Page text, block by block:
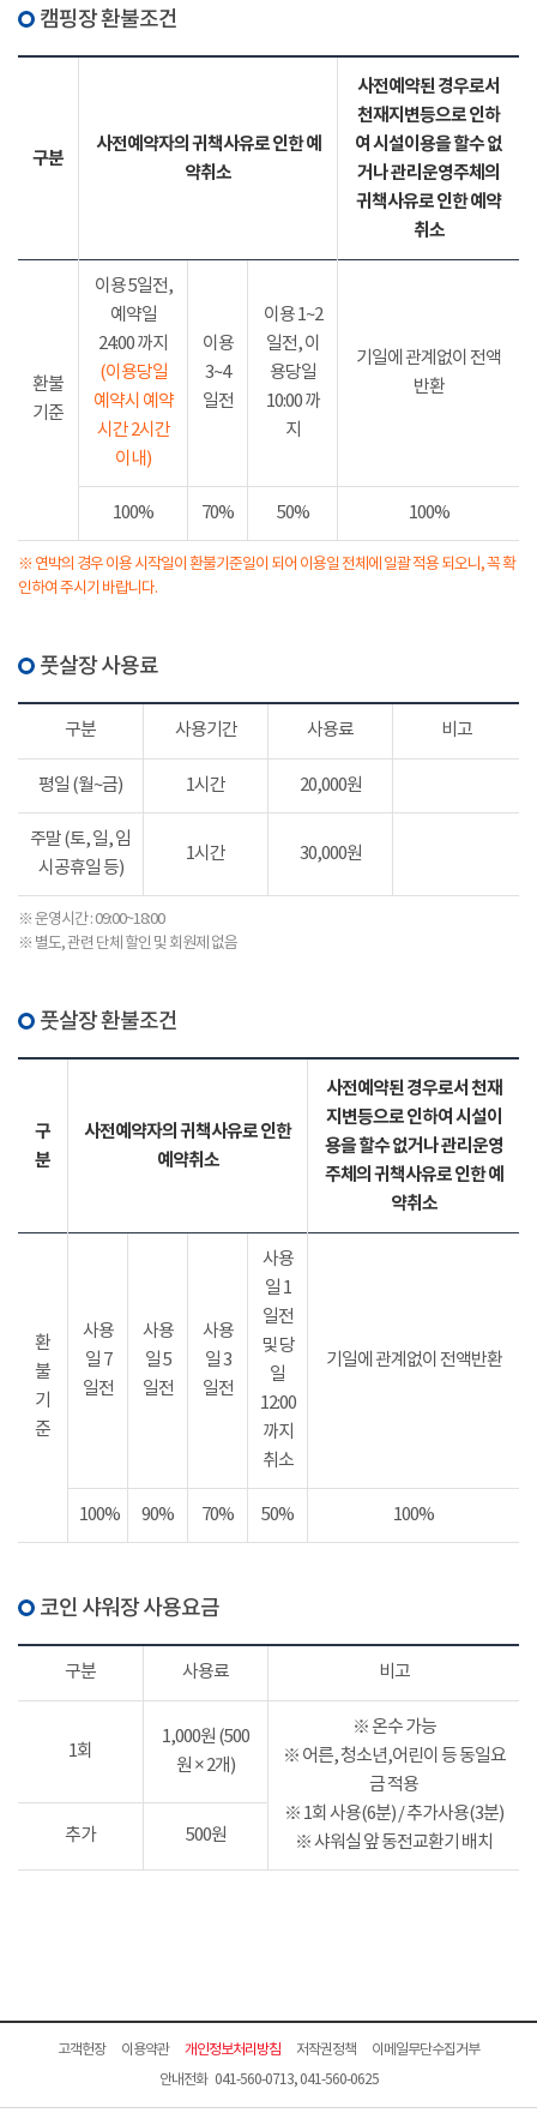
캠핑장 환불조건
구분
사전예약자의 귀책사유로 인한 예
약취소
사전예약된 경우로서
천재지변등으로 인하
여 시설이용을 할수 없
거나 관리운영주체의
귀책사유로 인한 예약
취소
환불
기준
이용 5일전,
예약일
24:00 까지
(이용당일
예약시 예약
시간 2시간
이내)
이용
3~4
일전
이용 1~2
일전, 이
용당일
10:00 까
지
기일에 관계없이 전액
반환
100% 70% 50% 100%
※ 연박의 경우 이용 시작일이 환불기준일이 되어 이용일 전체에 일괄 적용 되오니, 꼭 확
인하여 주시기 바랍니다.
풋살장 사용료
구분 사용기간 사용료 비고
평일 (월~금) 1시간 20,000원
주말 (토, 일, 임
시공휴일 등)
1시간 30,000원
※ 운영시간 : 09:00~18:00
※ 별도, 관련 단체 할인 및 회원제 없음
풋살장 환불조건
구
분
사전예약자의 귀책사유로 인한
예약취소
사전예약된 경우로서 천재
지변등으로 인하여 시설이
용을 할수 없거나 관리운영
주체의 귀책사유로 인한 예
약취소
환
불
기
준
사용
일 7
일전
사용
일 5
일전
사용
일 3
일전
사용
일 1
일전
및 당
일
12:00
까지
취소
기일에 관계없이 전액반환
100% 90% 70% 50% 100%
코인 샤워장 사용요금
구분 사용료 비고
1회
1,000원 (500
원 × 2개)
※ 온수 가능
※ 어른, 청소년,어린이 등 동일요
금 적용
※ 1회 사용(6분) / 추가사용(3분)
※ 샤워실 앞 동전교환기 배치
추가 500원
고객헌장 이용약관 개인정보처리방침 저작권정책
이메일무단수집거부
안내전화 041-560-0713, 041-560-0625